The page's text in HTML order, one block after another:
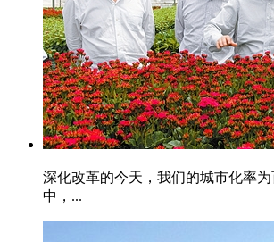
深化改革的今天，我们的城市化率
中，...